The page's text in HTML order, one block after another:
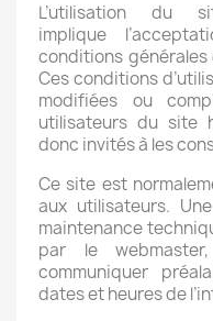
L’utilisation du
implique
conditions
Ces conditions
modifiées ou
utilisateurs du site
donc invités à les
Ce site est
aux utilisateurs.
maintenance
par le
communiquer
dates et heures de